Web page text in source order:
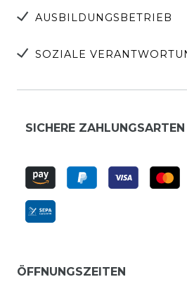
AUSBILDUNGSBETRIEB
SOZIALE
SICHERE ZAHLUNGSARTEN
ÖFFNUNGSZEITEN